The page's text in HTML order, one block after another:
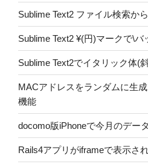
Sublime Text2 ファイル検索か
Sublime Text2 ¥(円)マークで\
Sublime Text2でイタリック体(
MACアドレスをランダムに生
機能
docomo版iPhoneで今月のデー
Rails4アプリがiframeで表示さ